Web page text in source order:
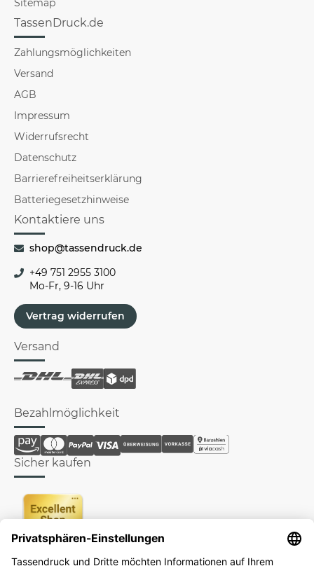
TassenDruck.de
Zahlungsmöglichkeiten
Versand
AGB
Impressum
Widerrufsrecht
Datenschutz
Barrierefreiheitserklärung
Batteriegesetzhinweise
Kontaktiere uns
shop@tassendruck.de
+49 751 2955 3100
Mo-Fr, 9-16 Uhr
Vertrag widerrufen
Versand
Bezahlmöglichkeit
Sicher kaufen